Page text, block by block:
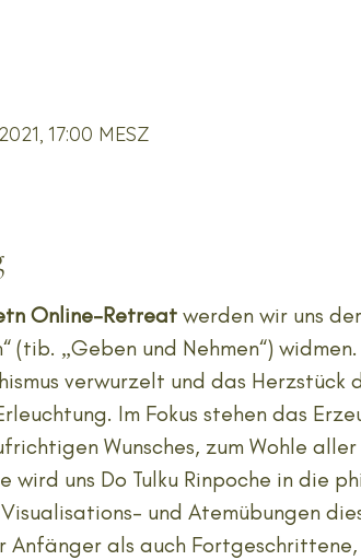
17:00 MESZ
Online-Retreatwerden wir uns
(tib. „Geben und Nehmen“)
verwurzelt und das Herzstück
Im Fokus stehen das
Wunsches, zum Wohle
wird uns Do Tulku Rinpoche in die
und Atemübungen
Anfänger als auch